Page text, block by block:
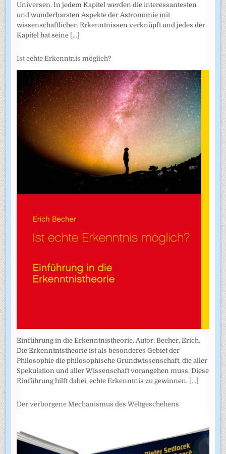
Universen. In jedem Kapitel werden die interessantesten
und wunderbarsten Aspekte der Astronomie mit
wissenschaftlichen Erkenntnissen verknüpft und jedes der
Kapitel hat seine [...]
Ist echte Erkenntnis möglich?
Einführung in die Erkenntnistheorie. Autor: Becher, Erich.
Die Erkenntnistheorie ist als besonderes Gebiet der
Philosophie die philosophische Grundwissenschaft, die aller
Spekulation und aller Wissenschaft vorangehen muss. Diese
Einführung hilft dabei, echte Erkenntnis zu gewinnen. [...]
Der verborgene Mechanismus des Weltgeschehens